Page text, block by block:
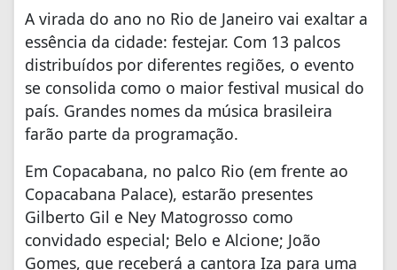
A virada do ano no Rio de Janeiro vai exaltar a
essência da cidade: festejar. Com 13 palcos
distribuídos por diferentes regiões, o evento
se consolida como o maior festival musical do
país. Grandes nomes da música brasileira
farão parte da programação.
Em Copacabana, no palco Rio (em frente ao
Copacabana Palace), estarão presentes
Gilberto Gil e Ney Matogrosso como
convidado especial; Belo e Alcione; João
Gomes, que receberá a cantora Iza para uma